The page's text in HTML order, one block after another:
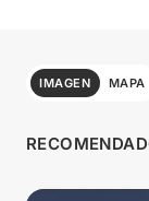
IMAGEN MAPA